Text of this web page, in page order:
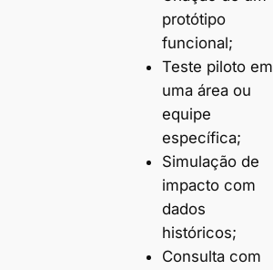
protótipo
funcional;
Teste piloto em
uma área ou
equipe
específica;
Simulação de
impacto com
dados
históricos;
Consulta com